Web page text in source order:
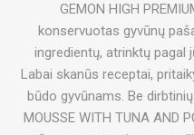
GEMON HIGH
konservuotas gyvūnų
ingredientų, atrinktų pagal
Labai skanūs receptai,
būdo gyvūnams. Be
MOUSSE WITH TUNA AND